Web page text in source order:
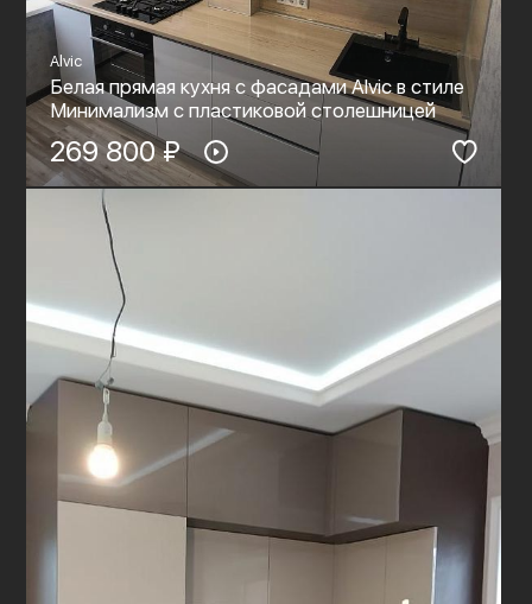
Alvic
Белая прямая кухня с фасадами Alvic в стиле
Минимализм с пластиковой столешницей
269 800 ₽